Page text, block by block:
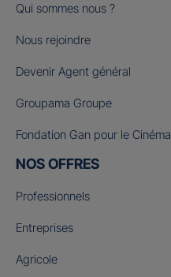
Qui sommes nous ?
Nous rejoindre
Devenir Agent général
Groupama Groupe
Fondation Gan pour le Cinéma
NOS OFFRES
Professionnels
Entreprises
Agricole